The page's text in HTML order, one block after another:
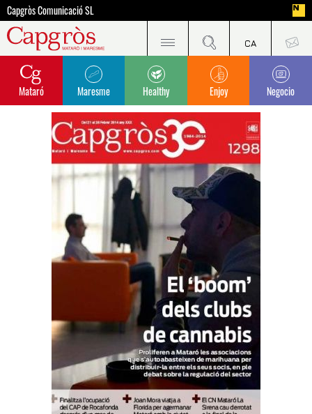
Capgròs Comunicació SL
Mataró Maresme Healthy Enjoy Negocio